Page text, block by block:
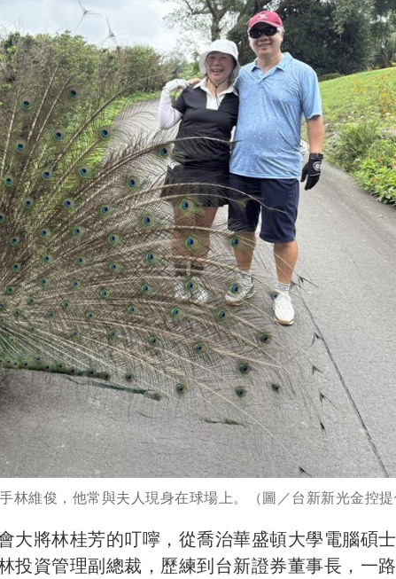
林維俊，他常與夫人現身在球場上。（圖／台新新光金控
大將林桂芳的叮嚀，從喬治華盛頓大學電腦碩
投資管理副總裁，歷練到台新證券董事長，一